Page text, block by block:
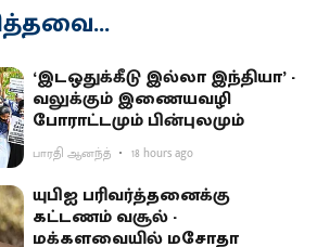
‘இடஒதுக்கீடு இல்லா இந்தியா’ -
வலுக்கும் இணையவழி
போராட்டமும் பின்புலமும்
பாரதி ஆனந்த் 18 hours ago
யுபிஐ பரிவர்த்தனைக்கு
கட்டணம் வசூல் -
மக்களவையில் மசோதா